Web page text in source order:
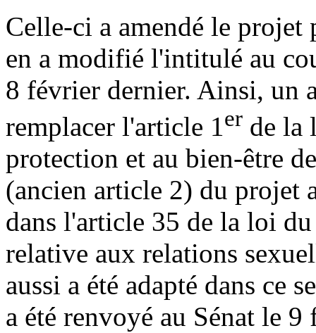
Celle-ci a amendé le
en a modifié l'intitulé au
8 février dernier. Ainsi, un
remplacer l'article 1er de la
protection et au bien-être
(ancien article 2) du projet
dans l'article 35 de la loi
relative aux relations
aussi a été adapté dans ce
a été renvoyé au Sénat le 9